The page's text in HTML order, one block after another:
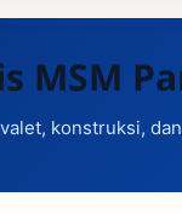
MSM
konstruksi,